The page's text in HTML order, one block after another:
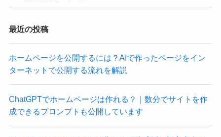
最近の投稿
ホームページを公開するには？AIで作ったページをイン
ターネットで公開する流れを解説
ChatGPTでホームページは作れる？｜数分でサイトを作
成できるプロンプトも公開しています